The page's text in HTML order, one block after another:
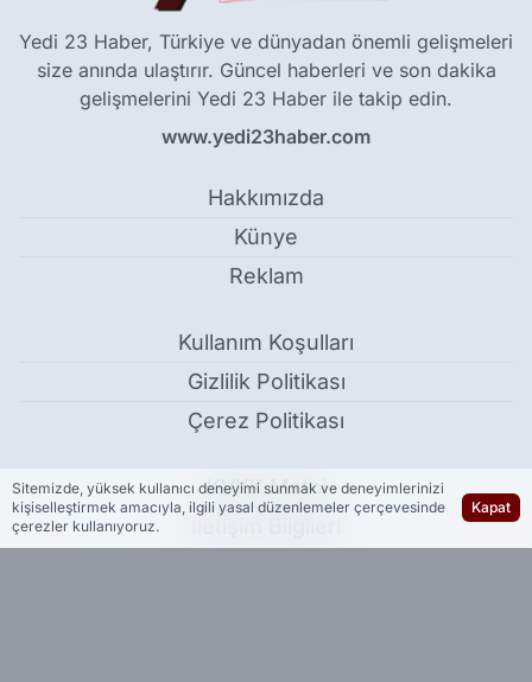
Yedi 23 Haber, Türkiye ve dünyadan önemli gelişmeleri
size anında ulaştırır. Güncel haberleri ve son dakika
gelişmelerini Yedi 23 Haber ile takip edin.
www.yedi23haber.com
Hakkımızda
Künye
Reklam
Kullanım Koşulları
Gizlilik Politikası
Çerez Politikası
KVKK Metni
Sitemizde, yüksek kullanıcı deneyimi sunmak ve deneyimlerinizi
kişiselleştirmek amacıyla, ilgili yasal düzenlemeler çerçevesinde
çerezler kullanıyoruz.
Kapat